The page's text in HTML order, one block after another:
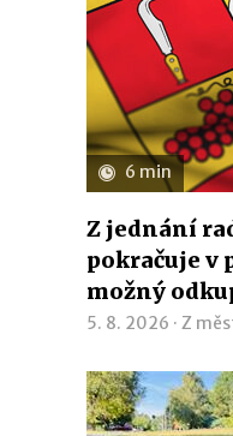
6 min
Z jednání
pokračuje v
možný
5. 8. 2026 · Z